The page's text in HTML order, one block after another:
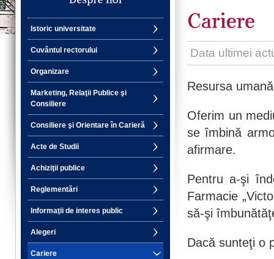
Istoric universitate
Cuvântul rectorului
Organizare
Marketing, Relaţii Publice şi
Consiliere
Consiliere şi Orientare în Carieră
Acte de Studii
Achiziţii publice
Reglementări
Informaţii de interes public
Alegeri
Cariere
Data ultimei
Resursa
Oferim un
se îmbină
afirmare.
Pentru a-şi
Farmacie
să-şi
Dacă sunteţi o